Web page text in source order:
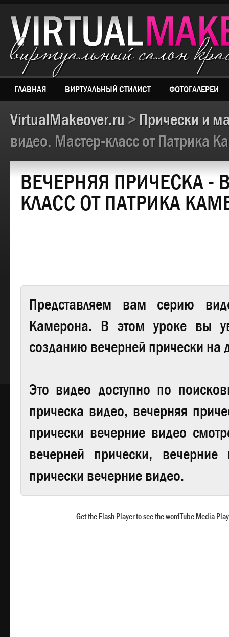
виртуальный салон
ГЛАВНАЯ ВИРТУАЛЬНЫЙ СТИЛИСТ ФОТОГАЛЕРЕИ
VirtualMakeover.ru > Прически и
видео. Мастер-класс от Патрика
ВЕЧЕРНЯЯ ПРИЧЕСКА -
КЛАСС ОТ ПАТРИКА
Представляем вам серию
Камерона. В этом уроке вы
созданию вечерней прически на
Это видео доступно по
прическа видео, вечерняя
прически вечерние видео
вечерней прически,
прически вечерние видео.
Get the Flash Player to see the wordTube Media